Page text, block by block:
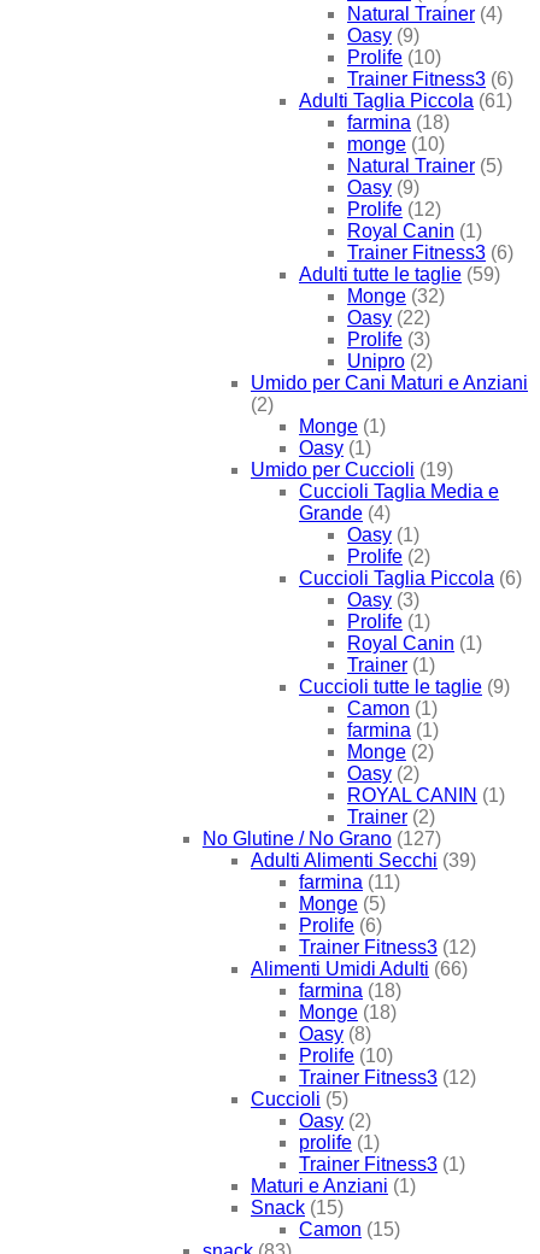
Natural Trainer (4)
Oasy (9)
Prolife (10)
Trainer Fitness3 (6)
Adulti Taglia Piccola (61)
farmina (18)
monge (10)
Natural Trainer (5)
Oasy (9)
Prolife (12)
Royal Canin (1)
Trainer Fitness3 (6)
Adulti tutte le taglie (59)
Monge (32)
Oasy (22)
Prolife (3)
Unipro (2)
Umido per Cani Maturi e Anziani
(2)
Monge (1)
Oasy (1)
Umido per Cuccioli (19)
Cuccioli Taglia Media e
Grande (4)
Oasy (1)
Prolife (2)
Cuccioli Taglia Piccola (6)
Oasy (3)
Prolife (1)
Royal Canin (1)
Trainer (1)
Cuccioli tutte le taglie (9)
Camon (1)
farmina (1)
Monge (2)
Oasy (2)
ROYAL CANIN (1)
Trainer (2)
No Glutine / No Grano (127)
Adulti Alimenti Secchi (39)
farmina (11)
Monge (5)
Prolife (6)
Trainer Fitness3 (12)
Alimenti Umidi Adulti (66)
farmina (18)
Monge (18)
Oasy (8)
Prolife (10)
Trainer Fitness3 (12)
Cuccioli (5)
Oasy (2)
prolife (1)
Trainer Fitness3 (1)
Maturi e Anziani (1)
Snack (15)
Camon (15)